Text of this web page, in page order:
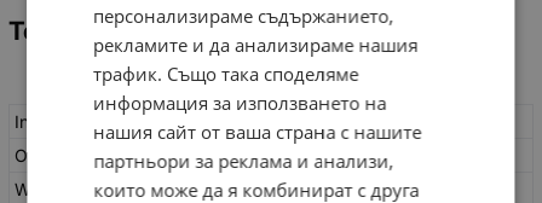
Technical Data
Inside Ø (mm):
Outside Ø (mm):
68
Width (mm):
15
персонализираме съдържанието,
рекламите и да анализираме нашия
трафик. Също така споделяме
информация за използването на
нашия сайт от ваша страна с нашите
партньори за реклама и анализи,
които може да я комбинират с друга